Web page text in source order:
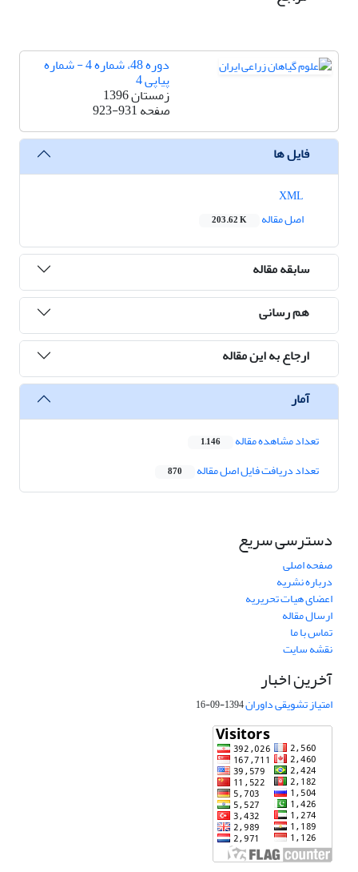
دوره 48، شماره 4 - شماره
پیاپی 4
زمستان 1396
صفحه923-931
فایل ها
اصل مقاله
203.62 K
سابقه مقاله
هم رسانی
ارجاع به این مقاله
آمار
تعداد مشاهده مقاله 1,146
تعداد دریافت فایل اصل مقاله 870
دسترسی سریع
صفحه اصلی
درباره نشریه
اعضای هیات تحریریه
ارسال مقاله
تماس با ما
نقشه سایت
آخرین اخبار
امتیاز تشویقی داوران1394-09-16